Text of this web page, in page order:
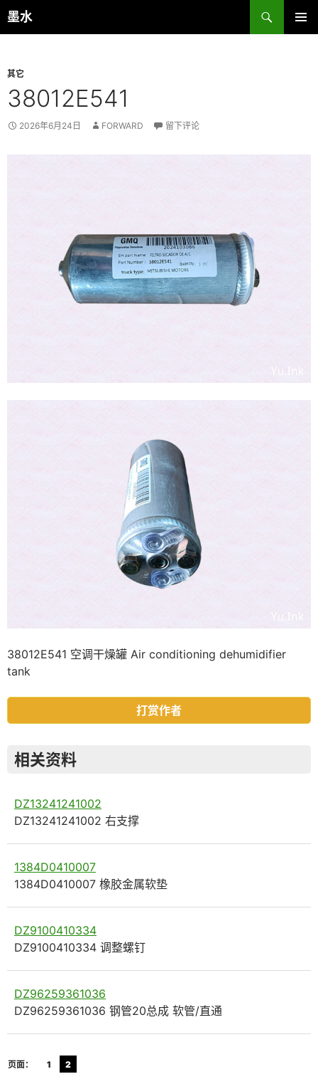
跳
至
墨水
搜
索
其它
38012E541
2026年6月24日 FORWARD 留下评论
38012E541 空调干燥罐 Air conditioning dehumidifier
tank
打赏作者
相关资料
DZ13241241002
DZ13241241002 右支撑
1384D0410007
1384D0410007 橡胶金属软垫
DZ9100410334
DZ9100410334 调整螺钉
DZ96259361036
DZ96259361036 钢管20总成 软管/直通
页面： 1 2